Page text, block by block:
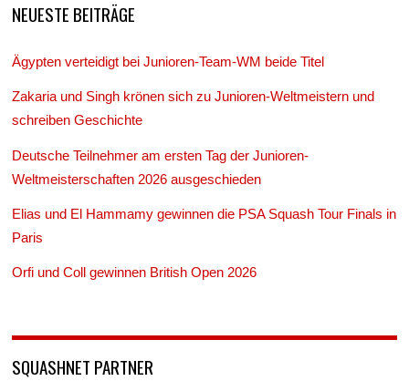
NEUESTE BEITRÄGE
Ägypten verteidigt bei Junioren-Team-WM beide Titel
Zakaria und Singh krönen sich zu Junioren-Weltmeistern und
schreiben Geschichte
Deutsche Teilnehmer am ersten Tag der Junioren-
Weltmeisterschaften 2026 ausgeschieden
Elias und El Hammamy gewinnen die PSA Squash Tour Finals in
Paris
Orfi und Coll gewinnen British Open 2026
SQUASHNET PARTNER